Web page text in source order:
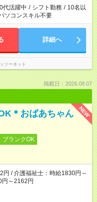
代活躍中 / シフト勤務 / 10名以
ソコンスキル不要
詳細へ
ソーネット
掲載日：2026.08.07
NEW
＊おばあちゃん
ブランクOK
/ 介護福祉士：時給1830円～
～2162円